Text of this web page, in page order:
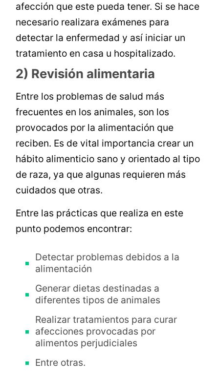
afección que este pueda tener. Si se hace
necesario realizara exámenes para
detectar la enfermedad y así iniciar un
tratamiento en casa u hospitalizado.
2) Revisión alimentaria
Entre los problemas de salud más
frecuentes en los animales, son los
provocados por la alimentación que
reciben. Es de vital importancia crear un
hábito alimenticio sano y orientado al tipo
de raza, ya que algunas requieren más
cuidados que otras.
Entre las prácticas que realiza en este
punto podemos encontrar:
Detectar problemas debidos a la
alimentación
Generar dietas destinadas a
diferentes tipos de animales
Realizar tratamientos para curar
afecciones provocadas por
alimentos perjudiciales
Entre otras.